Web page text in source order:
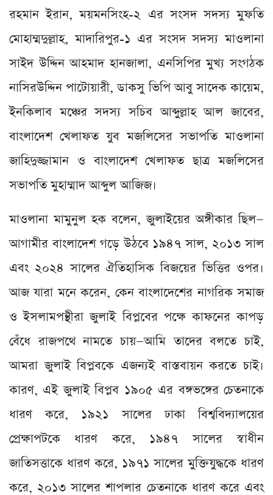
রহমান ইরান, ময়মনসিংহ-২ এর সংসদ সদস্য মুফতি
মোহাম্মদুল্লাহ, মাদারিপুর-১ এর সংসদ সদস্য মাওলানা
সাইদ‌ উদ্দিন আহমাদ হানজালা, এনসিপির মুখ্য সংগঠক
নাসিরউদ্দিন পাটোয়ারী, ডাকসু ভিপি আবু সাদেক কায়েম,‌
ইনকিলাব মঞ্চের সদস্য সচিব আব্দুল্লাহ আল জাবের,
বাংলাদেশ খেলাফত যুব মজলিসের সভাপতি মাওলানা
জাহিদুজ্জামান ও বাংলাদেশ খেলাফত ছাত্র মজলিসের
সভাপতি মুহাম্মাদ আব্দুল আজিজ।
মাওলানা মামুনুল হক বলেন, জুলাইয়ের অঙ্গীকার ছিল—
আগামীর বাংলাদেশ গড়ে উঠবে ১৯৪৭ সাল, ২০১৩ সাল
এবং ২০২৪ সালের ঐতিহাসিক বিজয়ের ভিত্তির ওপর।
আজ যারা মনে করেন, কেন বাংলাদেশের নাগরিক সমাজ
ও ইসলামপন্থীরা জুলাই বিপ্লবের পক্ষে কাফনের কাপড়
বেঁধে রাজপথে নামতে চায়—আমি তাদের বলতে চাই,
আমরা জুলাই বিপ্লবকে এজন্যই বাস্তবায়ন করতে চাই।
কারণ, এই জুলাই বিপ্লব ১৯০৫ এর বঙ্গভঙ্গের চেতনাকে
ধারণ করে, ১৯২১ সালের ঢাকা বিশ্ববিদ্যালয়ের
প্রেক্ষাপটকে ধারণ করে, ১৯৪৭ সালের স্বাধীন
জাতিসত্তাকে ধারণ করে, ১৯৭১ সালের মুক্তিযুদ্ধকে ধারণ
করে, ২০১৩ সালের শাপলার চেতনাকে ধারণ করে এবং